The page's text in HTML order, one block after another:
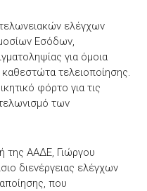
ελέγχων
Εσόδων,
για όμοια
τελειοποίησης.
φόρτο για τις
τελωνισμό των
της ΑΑΔΕ, Γιώργου
διενέργειας ελέγχων
που